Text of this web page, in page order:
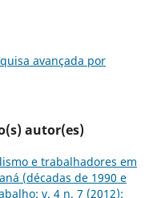
avançada por
autor(es)
e trabalhadores em
(décadas de 1990 e
v. 4 n. 7 (2012):